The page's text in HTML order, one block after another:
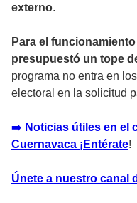
externo.
Para el
presupuestó un tope
programa no entra en
electoral en la solicitud
➡
Noticias útiles en el
Cuernavaca ¡Entérate!
Únete a nuestro canal